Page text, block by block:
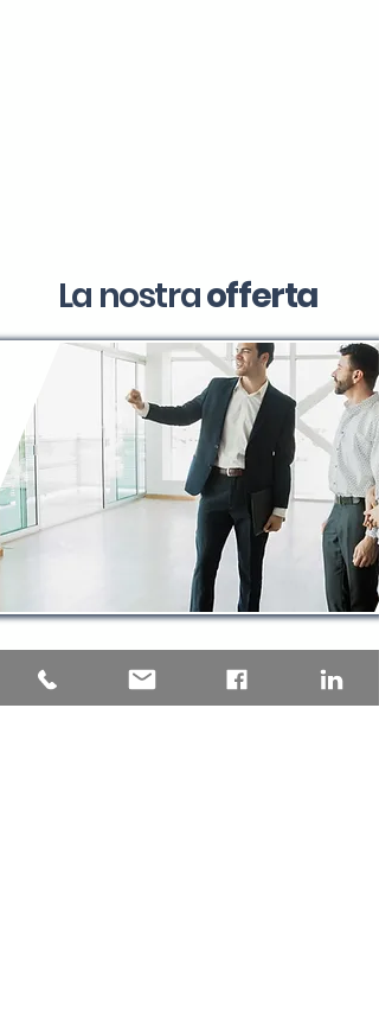
La nostraofferta
Una consulenza tecnica
progettata su misura per il tuo